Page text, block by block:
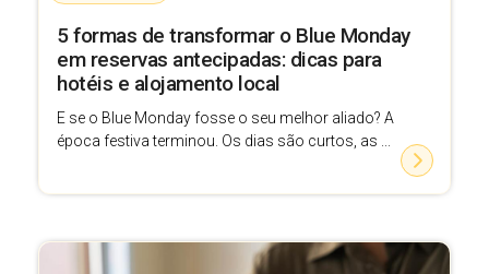
5 formas de transformar o Blue Monday
em reservas antecipadas: dicas para
hotéis e alojamento local
E se o Blue Monday fosse o seu melhor aliado? A
época festiva terminou. Os dias são curtos, as ...